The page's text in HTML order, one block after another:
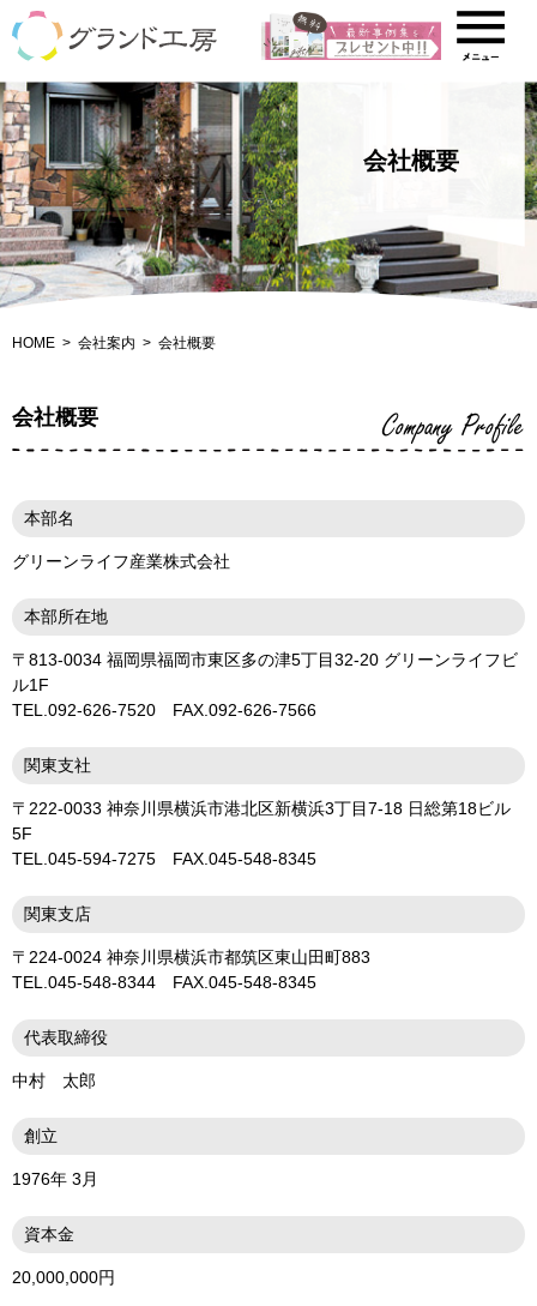
会社概要
HOME 会社案内 会社概要
会社概要 Company Profile
本部名
グリーンライフ産業株式会社
本部所在地
〒813-0034 福岡県福岡市東区多の津5丁目32-20 グリーンライフビ
ル1F
TEL.092-626-7520 FAX.092-626-7566
関東支社
〒222-0033 神奈川県横浜市港北区新横浜3丁目7-18 日総第18ビル
5F
TEL.045-594-7275 FAX.045-548-8345
関東支店
〒224-0024 神奈川県横浜市都筑区東山田町883
TEL.045-548-8344 FAX.045-548-8345
代表取締役
中村 太郎
創立
1976年 3月
資本金
20,000,000円